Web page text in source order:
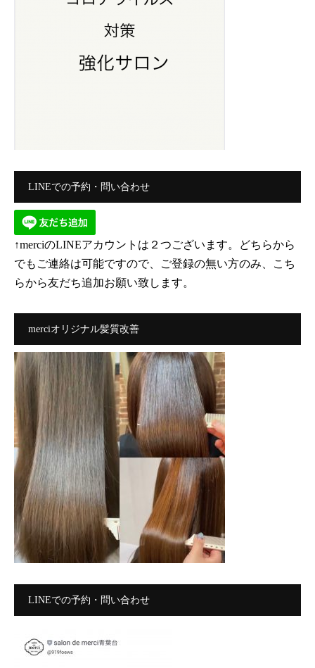
LINEでの予約・問い合わせ
↑merciのLINEアカウントは２つございます。どちらから
でもご連絡は可能ですので、ご登録の無い方のみ、こち
らから友だち追加お願い致します。
merciオリジナル髪質改善
LINEでの予約・問い合わせ